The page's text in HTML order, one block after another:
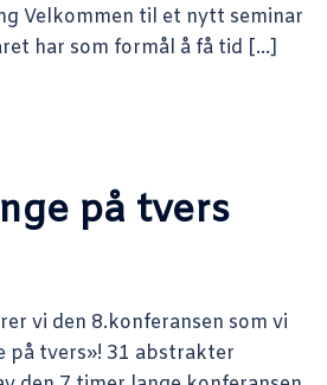
Velkommen til et nytt seminar
har som formål å få tid […]
på tvers
vi den 8.konferansen som vi
på tvers»! 31 abstrakter